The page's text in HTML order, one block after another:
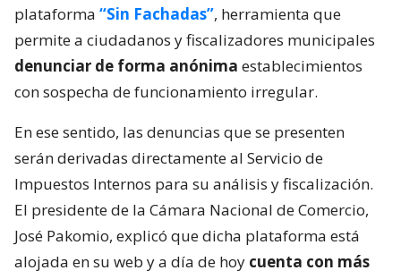
plataforma “Sin Fachadas”, herramienta que
permite a ciudadanos y fiscalizadores municipales
denunciar de forma anónima establecimientos
con sospecha de funcionamiento irregular.
En ese sentido, las denuncias que se presenten
serán derivadas directamente al Servicio de
Impuestos Internos para su análisis y fiscalización.
El presidente de la Cámara Nacional de Comercio,
José Pakomio, explicó que dicha plataforma está
alojada en su web y a día de hoy cuenta con más